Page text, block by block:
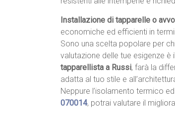
Installazione di tapparelle o
economiche ed efficienti in
Sono una scelta popolare per
valutazione delle tue esigenze è
tapparellista a Russi, farà la
adatta al tuo stile e
Neppure l’isolamento termico
070014, potrai valutare il